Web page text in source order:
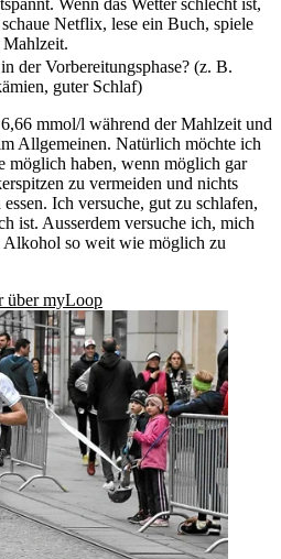
Netflix, lese ein Buch, spiele
Mahlzeit.
der Vorbereitungsphase? (z. B.
guter Schlaf)
mmol/l während der Mahlzeit und
Allgemeinen. Natürlich möchte ich
haben, wenn möglich gar
zu vermeiden und nichts
essen. Ich versuche, gut zu schlafen,
ist. Ausserdem versuche ich, mich
Alkohol so weit wie möglich zu
über myLoop